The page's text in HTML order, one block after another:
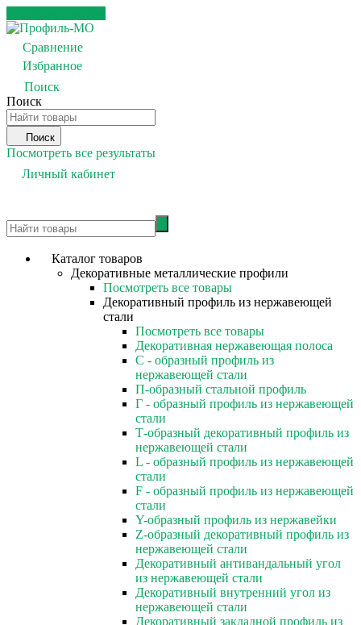
Сравнение
Избранное
Поиск
Поиск
Поиск
Посмотреть все результаты
Личный кабинет
Каталог товаров
Декоративные металлические профили
Посмотреть все товары
Декоративный профиль из нержавеющей
стали
Посмотреть все товары
Декоративная нержавеющая полоса
С - образный профиль из
нержавеющей стали
П-образный стальной профиль
Г - образный профиль из нержавеющей
стали
Т-образный декоративный профиль из
нержавеющей стали
L - образный профиль из нержавеющей
стали
F - образный профиль из нержавеющей
стали
Y-образный профиль из нержавейки
Z-образный декоративный профиль из
нержавеющей стали
Декоративный антивандальный угол
из нержавеющей стали
Декоративный внутренний угол из
нержавеющей стали
Декоративный закладной профиль из